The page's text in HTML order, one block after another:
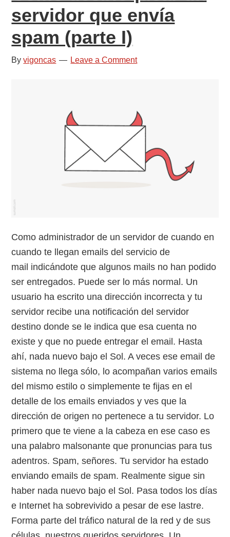
servidor que envía
spam (parte I)
Byvigoncas Leave a Comment
Como administrador de un servidor de cuando en
cuando te llegan emails del servicio de
mail indicándote que algunos mails no han podido
ser entregados. Puede ser lo más normal. Un
usuario ha escrito una dirección incorrecta y tu
servidor recibe una notificación del servidor
destino donde se le indica que esa cuenta no
existe y que no puede entregar el email. Hasta
ahí, nada nuevo bajo el Sol. A veces ese email de
sistema no llega sólo, lo acompañan varios emails
del mismo estilo o simplemente te fijas en el
detalle de los emails enviados y ves que la
dirección de origen no pertenece a tu servidor. Lo
primero que te viene a la cabeza en ese caso es
una palabro malsonante que pronuncias para tus
adentros. Spam, señores. Tu servidor ha estado
enviando emails de spam. Realmente sigue sin
haber nada nuevo bajo el Sol. Pasa todos los días
e Internet ha sobrevivido a pesar de ese lastre.
Forma parte del tráfico natural de la red y de sus